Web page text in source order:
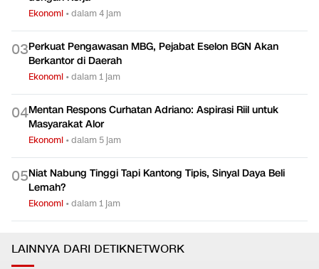
Ekonomi •dalam 4 jam
03Perkuat Pengawasan MBG, Pejabat Eselon BGN Akan
Berkantor di Daerah
Ekonomi •dalam 1 jam
04Mentan Respons Curhatan Adriano: Aspirasi Riil untuk
Masyarakat Alor
Ekonomi •dalam 5 jam
05Niat Nabung Tinggi Tapi Kantong Tipis, Sinyal Daya Beli
Lemah?
Ekonomi •dalam 1 jam
LAINNYA DARI DETIKNETWORK